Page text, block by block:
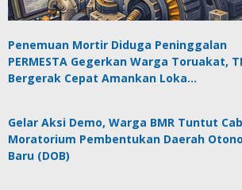
Penemuan Mortir Diduga Peninggalan
PERMESTA Gegerkan Warga Toruakat,
Bergerak Cepat Amankan Loka…
Gelar Aksi Demo, Warga BMR Tuntut
Moratorium Pembentukan Daerah
Baru (DOB)